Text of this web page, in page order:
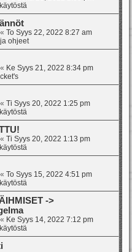
« To Syys 22, 2022 8:27 am
ohjeet
« Ke Syys 21, 2022 8:34 pm
« Ti Syys 20, 2022 1:25 pm
« Ti Syys 20, 2022 1:13 pm
« To Syys 15, 2022 4:51 pm
->
« Ke Syys 14, 2022 7:12 pm